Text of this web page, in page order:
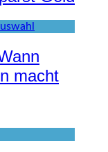
macht